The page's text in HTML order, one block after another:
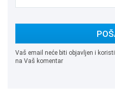
Vaš email neće biti objavljen i
na Vaš komentar